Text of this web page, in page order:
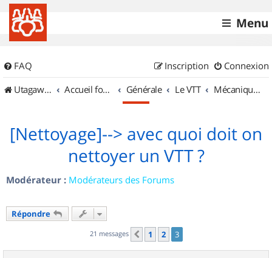
Menu
FAQ Connexion
Inscription
UtagawaVTT (Randos VTT et VTTAE avec traces GPS)
Accueil forum Générale Le VTT Mécanique et Entretiens
[Nettoyage]--> avec quoi doit on
nettoyer un VTT ?
Modérateur : Modérateurs des Forums
Répondre
21 messages Précédent
1 2 3